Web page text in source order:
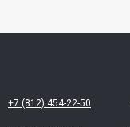
+7 (812) 454-22-50